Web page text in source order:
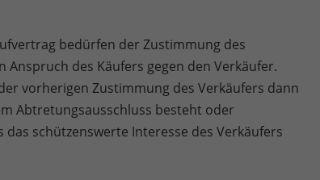
bedürfen der Zustimmung des
des Käufers gegen den Verkäufer.
vorherigen Zustimmung des Verkäufers dann
Abtretungsausschluss besteht oder
schützenswerte Interesse des Verkäufers